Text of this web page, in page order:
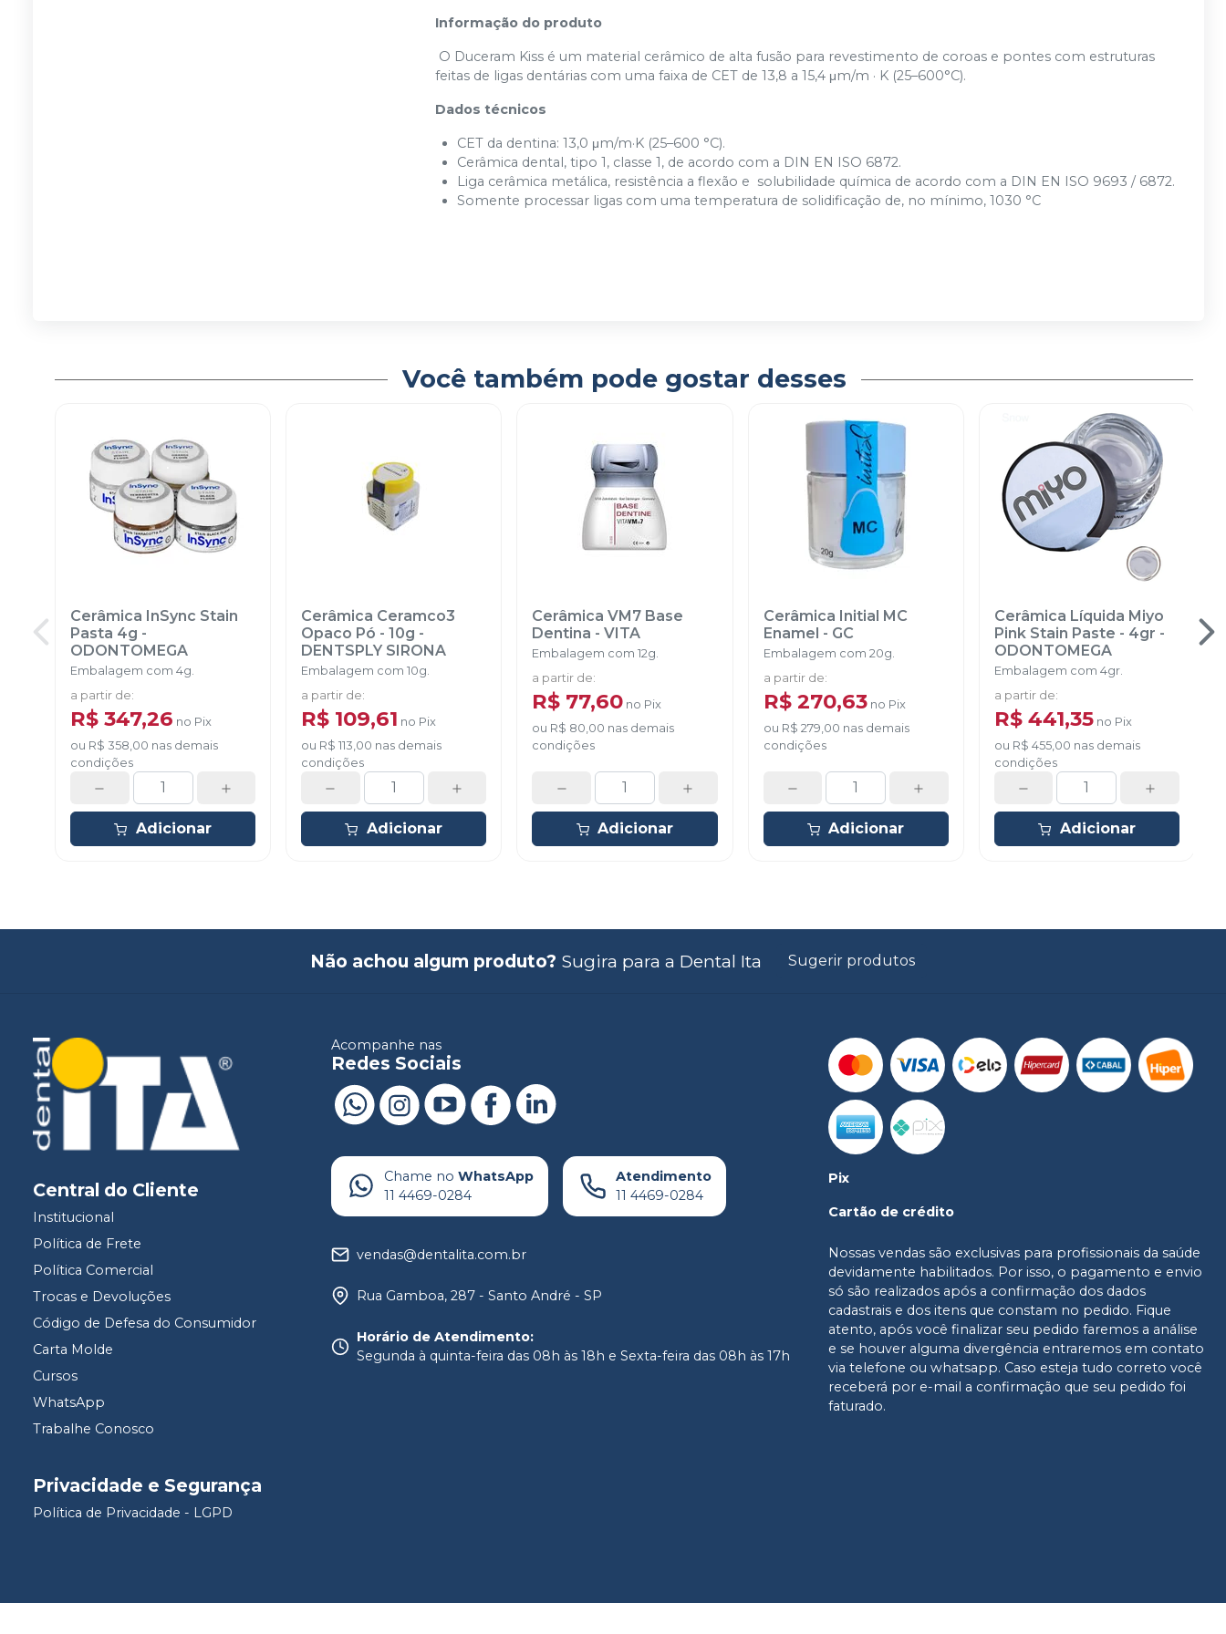
Informação do produto
O Duceram Kiss é um material cerâmico de alta fusão para revestimento de coroas e pontes com estruturas
feitas de ligas dentárias com uma faixa de CET de 13,8 a 15,4 μm/m · K (25–600°C).
Dados técnicos
CET da dentina: 13,0 μm/m·K (25–600 °C).
Cerâmica dental, tipo 1, classe 1, de acordo com a DIN EN ISO 6872.
Liga cerâmica metálica, resistência a flexão e solubilidade química de acordo com a DIN EN ISO 9693 / 6872.
Somente processar ligas com uma temperatura de solidificação de, no mínimo, 1030 °C
Você também pode gostar desses
Cerâmica InSync Stain
Pasta 4g -
ODONTOMEGA
Embalagem com 4g.
a partir de:
R$ 347,26 no Pix
ou R$ 358,00 nas demais
condições
Adicionar
Cerâmica Ceramco3
Opaco Pó - 10g -
DENTSPLY SIRONA
Embalagem com 10g.
a partir de:
R$ 109,61 no Pix
ou R$ 113,00 nas demais
condições
Adicionar
Cerâmica VM7 Base
Dentina -VITA
Embalagem com 12g.
a partir de:
R$ 77,60 no Pix
ou R$ 80,00 nas demais
condições
Adicionar
Cerâmica Initial MC
Enamel - GC
Embalagem com 20g.
a partir de:
R$ 270,63 no Pix
ou R$ 279,00 nas demais
condições
Adicionar
Cerâmica Líquida Miyo
Pink Stain Paste - 4gr -
ODONTOMEGA
Embalagem com 4gr.
a partir de:
R$ 441,35 no Pix
ou R$ 455,00 nas demais
condições
Adicionar
Não achou algum produto? Sugira para a Dental Ita Sugerir produtos
Central do Cliente
Institucional
Política de Frete
Política Comercial
Trocas e Devoluções
Código de Defesa do Consumidor
Carta Molde
Cursos
WhatsApp
Trabalhe Conosco
Privacidade e Segurança
Política de Privacidade - LGPD
Acompanhe nas
Redes Sociais
Chame no WhatsApp
11 4469-0284
Atendimento
11 4469-0284
vendas@dentalita.com.br
Rua Gamboa, 287 - Santo André - SP
Horário de Atendimento:
Segunda à quinta-feira das 08h às 18h e Sexta-feira das 08h às 17h
Pix
Cartão de crédito
Nossas vendas são exclusivas para profissionais da saúde
devidamente habilitados. Por isso, o pagamento e envio
só são realizados após a confirmação dos dados
cadastrais e dos itens que constam no pedido. Fique
atento, após você finalizar seu pedido faremos a análise
e se houver alguma divergência entraremos em contato
via telefone ou whatsapp. Caso esteja tudo correto você
receberá por e-mail a confirmação que seu pedido foi
faturado.